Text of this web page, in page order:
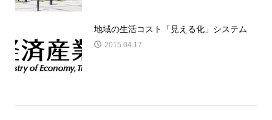
地域の生活コスト「見える化」システム
2015.04.17